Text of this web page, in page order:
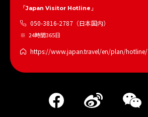
「Japan Visitor Hotline」
050-3816-2787（日本国内）
24時間365日
https://www.japan.travel/en/plan/hotline/